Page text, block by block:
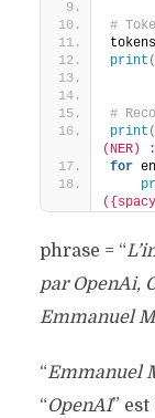
#
print (
#
print (
(NER)
for
phrase = “
par OpenAi,
Emmanuel
“Emmanuel
“OpenAI” est